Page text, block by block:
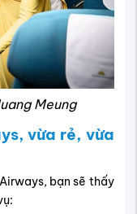
Meung
vừa rẻ, vừa
bạn sẽ thấy